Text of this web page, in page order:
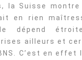
la Suisse montre
en rien
dépend
ailleurs et
C’est en effet